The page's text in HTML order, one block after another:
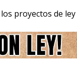
los proyectos de ley